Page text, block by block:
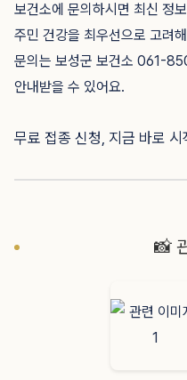
보건소에 문의하시면 최신 정
주민 건강을 최우선으로 고려
문의는 보성군 보건소 061-
안내받을 수 있어요.
무료 접종 신청, 지금 바로 시
📸